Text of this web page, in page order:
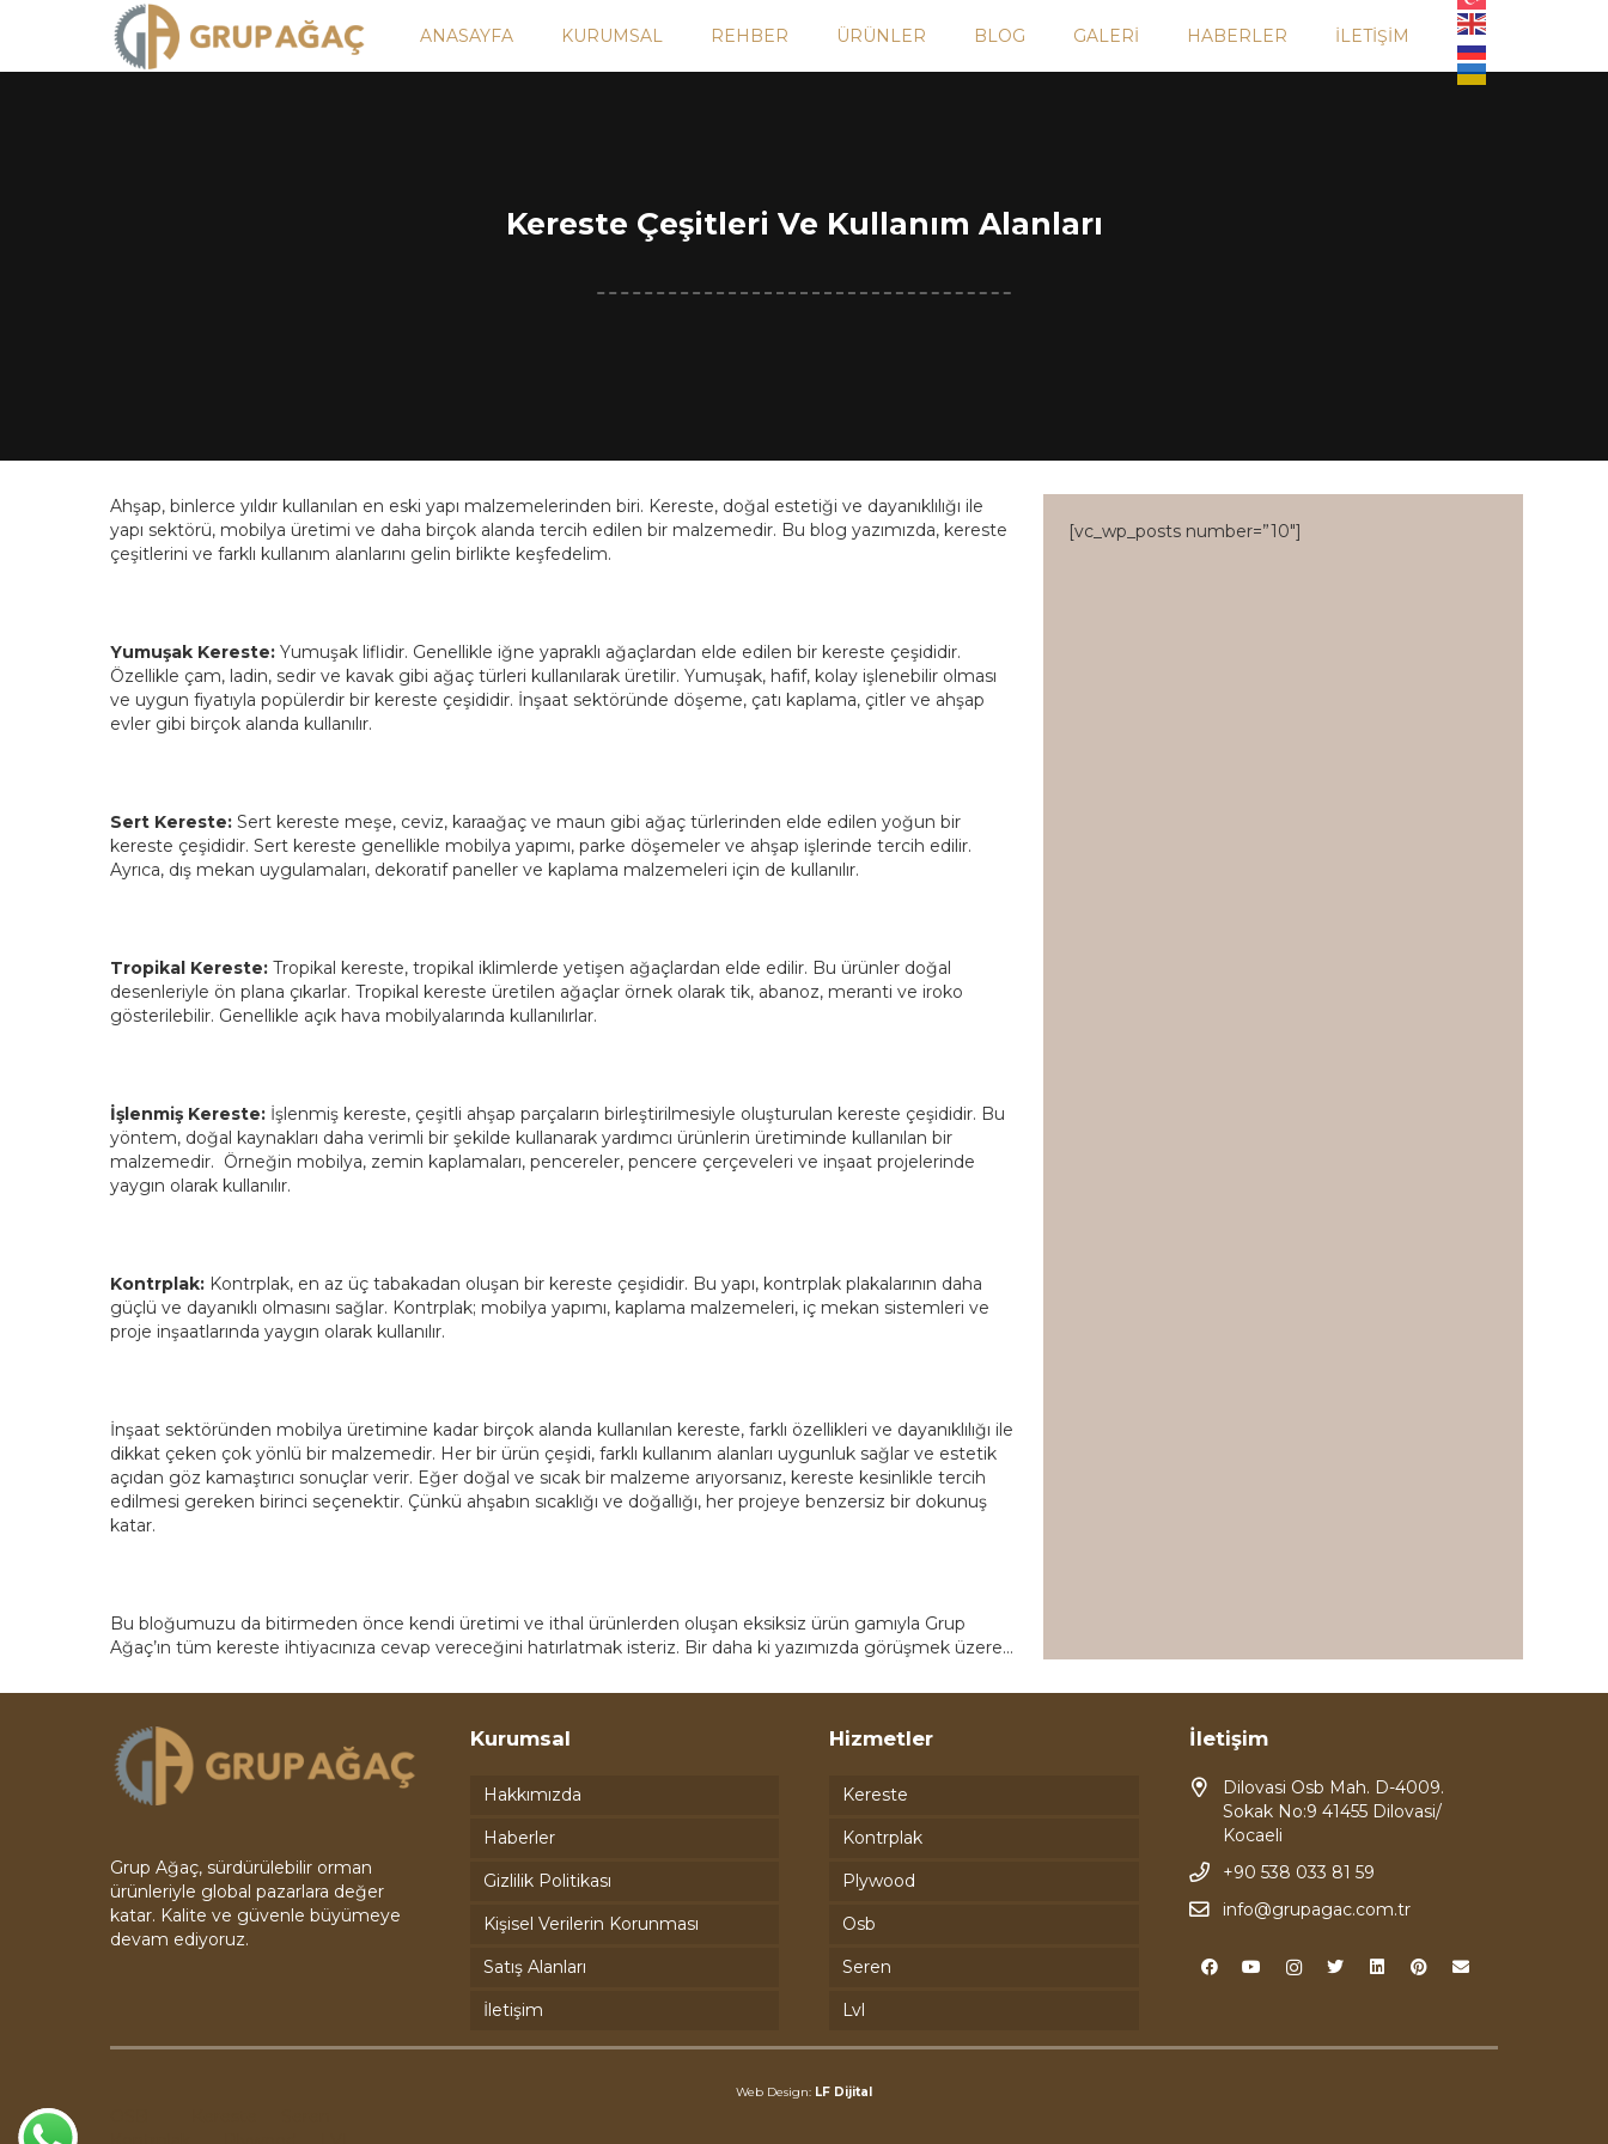
ANASAYFA KURUMSAL REHBER ÜRÜNLER BLOG GALERI HABERLER İLETIŞIM
Kereste Çeşitleri Ve Kullanım Alanları
Ahşap, binlerce yıldır kullanılan en eski yapı malzemelerinden biri. Kereste, doğal estetiği ve dayanıklılığı ile
yapı sektörü, mobilya üretimi ve daha birçok alanda tercih edilen bir malzemedir. Bu blog yazımızda, kereste
çeşitlerini ve farklı kullanım alanlarını gelin birlikte keşfedelim.
Yumuşak Kereste: Yumuşak liflidir. Genellikle iğne yapraklı ağaçlardan elde edilen bir kereste çeşididir.
Özellikle çam, ladin, sedir ve kavak gibi ağaç türleri kullanılarak üretilir. Yumuşak, hafif, kolay işlenebilir olması
ve uygun fiyatıyla popülerdir bir kereste çeşididir. İnşaat sektöründe döşeme, çatı kaplama, çitler ve ahşap
evler gibi birçok alanda kullanılır.
Sert Kereste: Sert kereste meşe, ceviz, karaağaç ve maun gibi ağaç türlerinden elde edilen yoğun bir
kereste çeşididir. Sert kereste genellikle mobilya yapımı, parke döşemeler ve ahşap işlerinde tercih edilir.
Ayrıca, dış mekan uygulamaları, dekoratif paneller ve kaplama malzemeleri için de kullanılır.
Tropikal Kereste: Tropikal kereste, tropikal iklimlerde yetişen ağaçlardan elde edilir. Bu ürünler doğal
desenleriyle ön plana çıkarlar. Tropikal kereste üretilen ağaçlar örnek olarak tik, abanoz, meranti ve iroko
gösterilebilir. Genellikle açık hava mobilyalarında kullanılırlar.
İşlenmiş Kereste: İşlenmiş kereste, çeşitli ahşap parçaların birleştirilmesiyle oluşturulan kereste çeşididir. Bu
yöntem, doğal kaynakları daha verimli bir şekilde kullanarak yardımcı ürünlerin üretiminde kullanılan bir
malzemedir. Örneğin mobilya, zemin kaplamaları, pencereler, pencere çerçeveleri ve inşaat projelerinde
yaygın olarak kullanılır.
Kontrplak: Kontrplak, en az üç tabakadan oluşan bir kereste çeşididir. Bu yapı, kontrplak plakalarının daha
güçlü ve dayanıklı olmasını sağlar. Kontrplak; mobilya yapımı, kaplama malzemeleri, iç mekan sistemleri ve
proje inşaatlarında yaygın olarak kullanılır.
İnşaat sektöründen mobilya üretimine kadar birçok alanda kullanılan kereste, farklı özellikleri ve dayanıklılığı ile
dikkat çeken çok yönlü bir malzemedir. Her bir ürün çeşidi, farklı kullanım alanları uygunluk sağlar ve estetik
açıdan göz kamaştırıcı sonuçlar verir. Eğer doğal ve sıcak bir malzeme arıyorsanız, kereste kesinlikle tercih
edilmesi gereken birinci seçenektir. Çünkü ahşabın sıcaklığı ve doğallığı, her projeye benzersiz bir dokunuş
katar.
Bu bloğumuzu da bitirmeden önce kendi üretimi ve ithal ürünlerden oluşan eksiksiz ürün gamıyla Grup
Ağaç’ın tüm kereste ihtiyacınıza cevap vereceğini hatırlatmak isteriz. Bir daha ki yazımızda görüşmek üzere…
[vc_wp_posts number=”10″]
Grup Ağaç, sürdürülebilir orman
ürünleriyle global pazarlara değer
katar. Kalite ve güvenle büyümeye
devam ediyoruz.
Kurumsal
Hakkımızda
Haberler
Gizlilik Politikası
Kişisel Verilerin Korunması
Satış Alanları
İletişim
Hizmetler
Kereste
Kontrplak
Plywood
Osb
Seren
Lvl
İletişim
Dilovasi Osb Mah. D-4009.
Sokak No:9 41455 Dilovasi/
Kocaeli
+90 538 033 81 59
info@grupagac.com.tr
Web Design: LF Dijital